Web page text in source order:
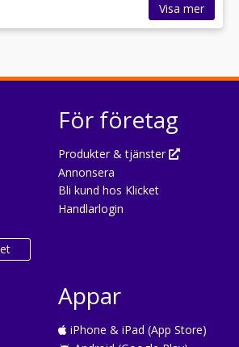
Visa mer
För företag
Produkter & tjänster
Annonsera
Bli kund hos Klicket
Handlarlogin
Appar
iPhone & iPad (App Store)